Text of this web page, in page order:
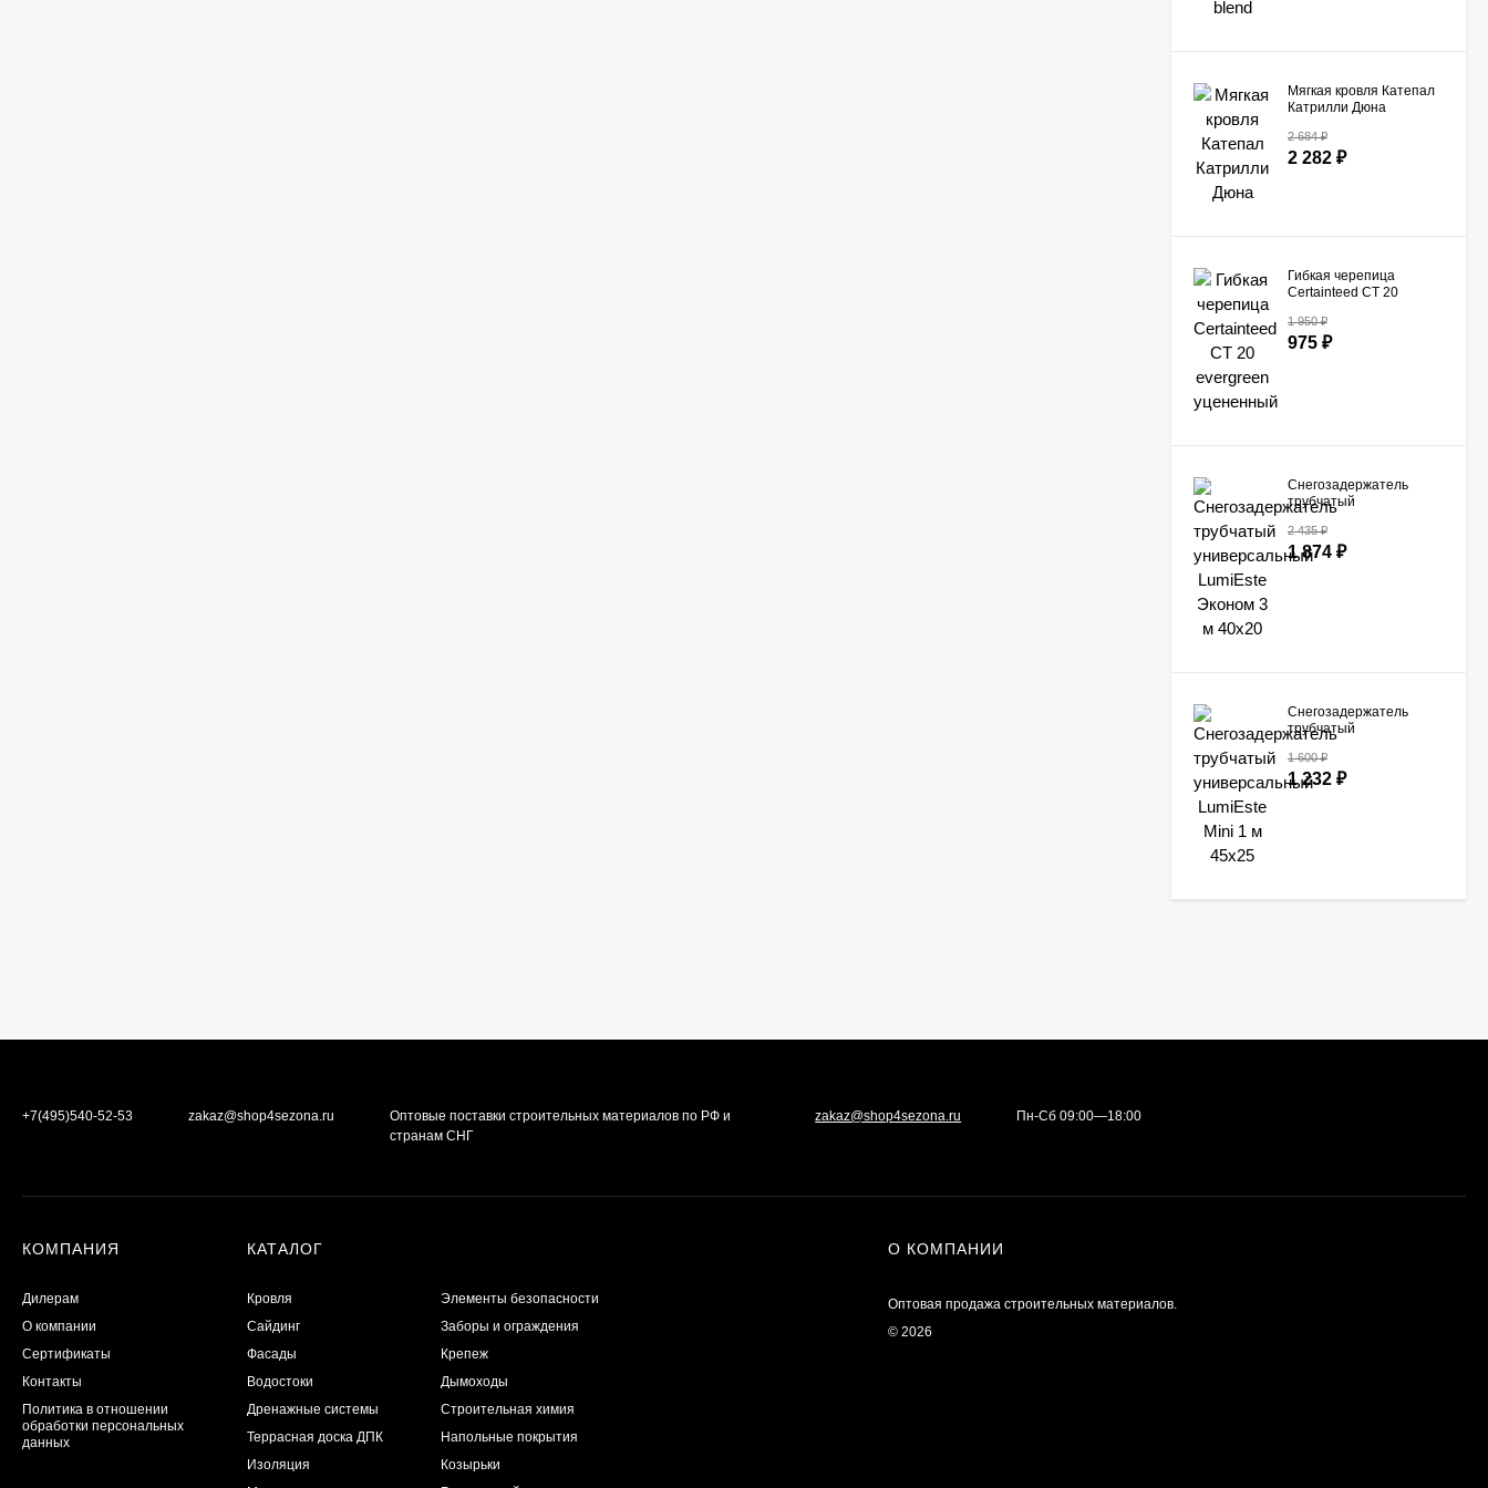
Мягкая кровля Катепал
Катрилли Дюна
2 684₽
2 282 ₽
Гибкая черепица
Certainteed СТ 20
1 950₽
975 ₽
Снегозадержатель
трубчатый
LumiEste Эконом 3 м
40х20
2 435₽
1 874 ₽
Снегозадержатель
трубчатый
LumiEste Mini 1 м 45х25
1 600₽
1 232 ₽
+7(495)540-52-53 zakaz@shop4sezona.ru
Оптовые поставки строительных материалов по РФ и
странам СНГ
zakaz@shop4sezona.ru Пн-Сб 09:00—18:00
КОМПАНИЯ
Дилерам
О компании
Сертификаты
Контакты
Политика в отношении
обработки персональных
данных
КАТАЛОГ
Кровля
Сайдинг
Фасады
Водостоки
Дренажные системы
Террасная доска ДПК
Изоляция
Элементы безопасности
Заборы и ограждения
Крепеж
Дымоходы
Строительная химия
Напольные покрытия
Козырьки
О КОМПАНИИ
Оптовая продажа строительных материалов.
© 2026